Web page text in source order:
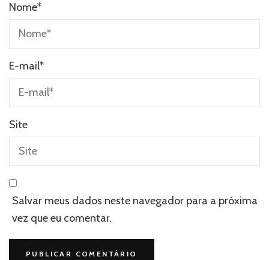
Nome*
E-mail*
Site
Salvar meus dados neste navegador para a próxima
vez que eu comentar.